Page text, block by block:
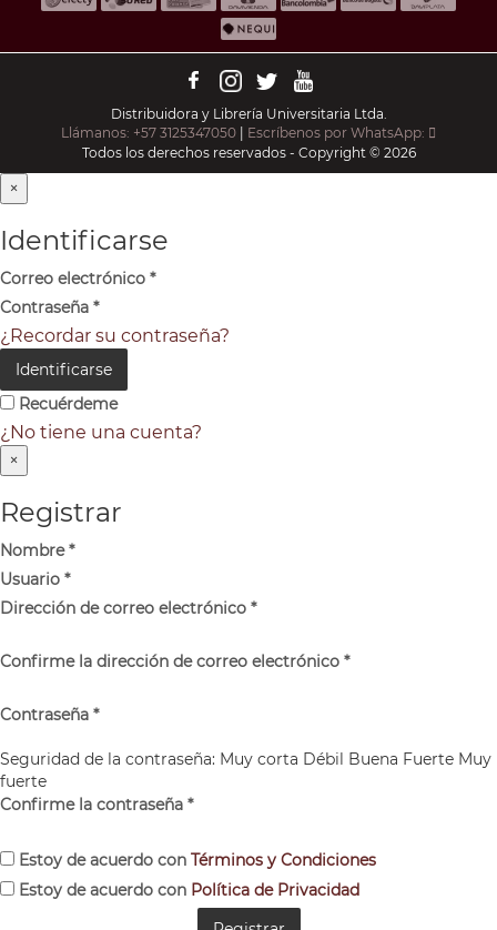
Distribuidora y Librería Universitaria Ltda.
Llámanos: +57 3125347050
Escríbenos por WhatsApp:
Todos los derechos reservados - Copyright © 2026
×
Identificarse
Correo electrónico *
Contraseña *
¿Recordar su contraseña?
Identificarse
Recuérdeme
¿No tiene una cuenta?
×
Registrar
Nombre*
Usuario *
Dirección de correo electrónico *
Confirme la dirección de correo electrónico *
Contraseña *
Seguridad de la contraseña: Muy corta Débil Buena Fuerte Muy
fuerte
Confirme la contraseña *
Estoy de acuerdo con Términos y Condiciones
Estoy de acuerdo con Política de Privacidad